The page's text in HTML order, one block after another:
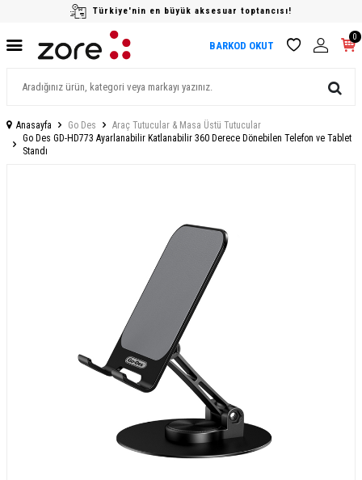
Türkiye'nin en büyük aksesuar toptancısı!
BARKOD OKUT
0
Anasayfa Go Des
Araç Tutucular & Masa Üstü Tutucular
Go Des GD-HD773 Ayarlanabilir Katlanabilir 360 Derece Dönebilen Telefon ve Tablet
Standı